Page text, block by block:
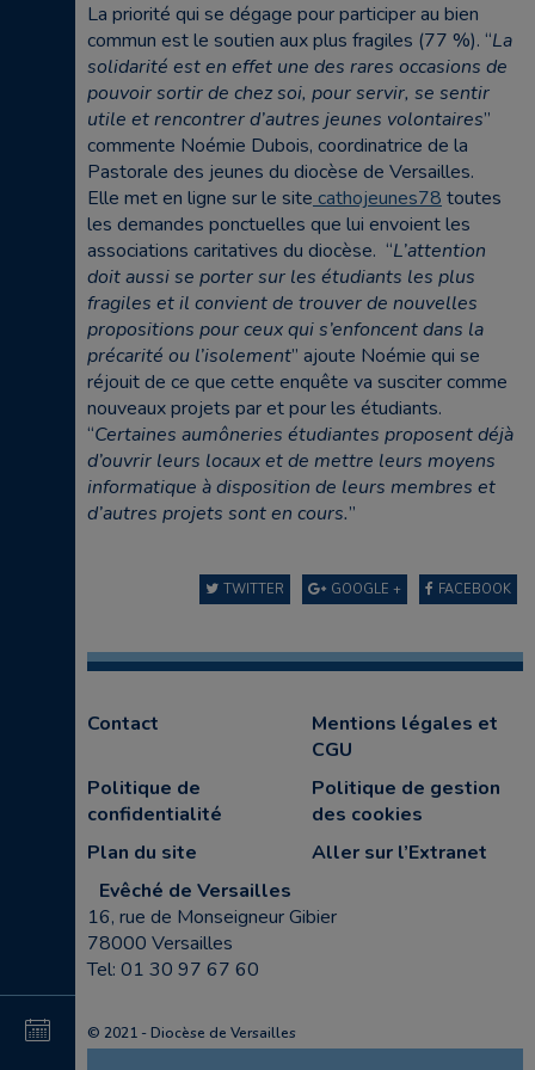
au
La priorité qui se dégage pour participer au bien
commun est le soutien aux plus fragiles (77 %). “La
solidarité est en effet une des rares occasions de
pouvoir sortir de chez soi, pour servir, se sentir
utile et rencontrer d’autres jeunes volontaires”
commente Noémie Dubois, coordinatrice de la
Pastorale des jeunes du diocèse de Versailles.
Elle met en ligne sur le site cathojeunes78 toutes
les demandes ponctuelles que lui envoient les
associations caritatives du diocèse. “L’attention
doit aussi se porter sur les étudiants les plus
fragiles et il convient de trouver de nouvelles
propositions pour ceux qui s’enfoncent dans la
précarité ou l’isolement” ajoute Noémie qui se
réjouit de ce que cette enquête va susciter comme
nouveaux projets par et pour les étudiants.
“Certaines aumôneries étudiantes proposent déjà
d’ouvrir leurs locaux et de mettre leurs moyens
informatique à disposition de leurs membres et
d’autres projets sont en cours.”
FACEBOOK
GOOGLE +
TWITTER
Contact
Mentions légales et
CGU
Politique de
confidentialité
Politique de gestion
des cookies
Plan du site
Aller sur l’Extranet
Evêché de Versailles
16, rue de Monseigneur Gibier
78000 Versailles
Tel: 01 30 97 67 60
© 2021 - Diocèse de Versailles